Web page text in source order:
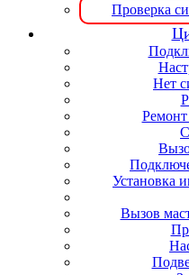
Проверка
Нет
Установка
Вызов